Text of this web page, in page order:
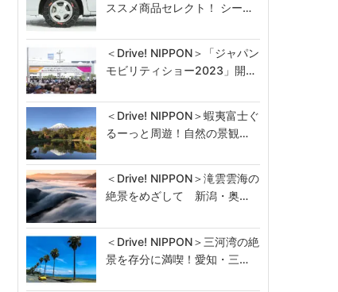
ススメ商品セレクト！ シー…
＜Drive! NIPPON＞「ジャパン
モビリティショー2023」開…
＜Drive! NIPPON＞蝦夷富士ぐ
るーっと周遊！自然の景観…
＜Drive! NIPPON＞滝雲雲海の
絶景をめざして 新潟・奥…
＜Drive! NIPPON＞三河湾の絶
景を存分に満喫！愛知・三…